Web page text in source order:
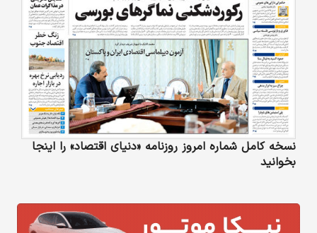
نسخه کامل شماره امروز روزنامه «دنیای‌ اقتصاد» را اینجا
بخوانید